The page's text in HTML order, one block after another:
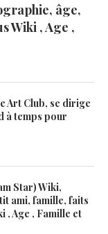
âge,
Wiki , Age ,
Art Club, se dirige
à temps pour
Star) Wiki,
ami, famille, faits
, Age , Famille et